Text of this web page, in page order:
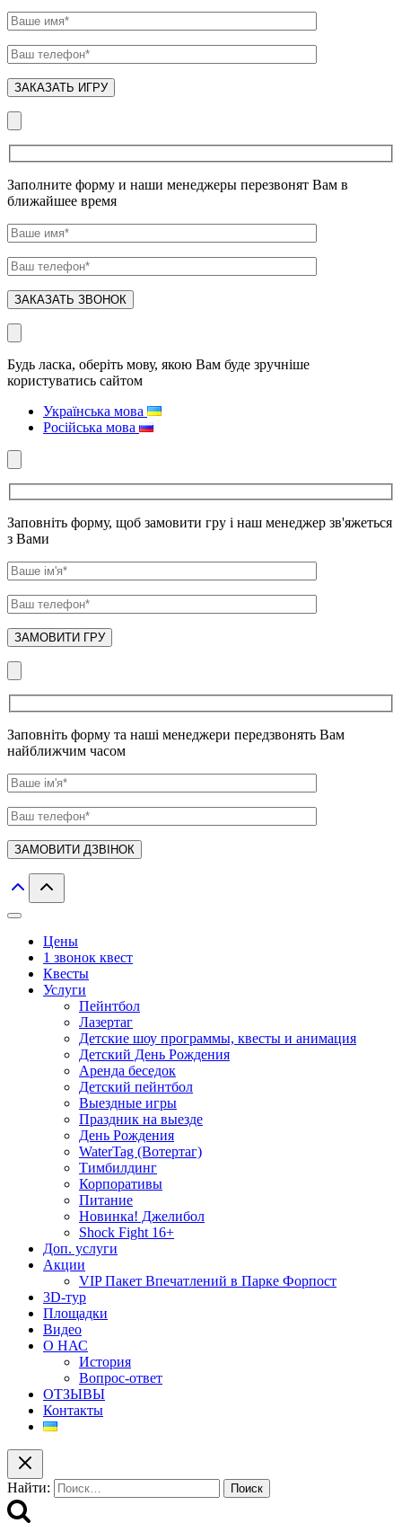
Заполните форму и наши менеджеры перезвонят Вам в
ближайшее время
Будь ласка, оберіть мову, якою Вам буде зручніше
користуватись сайтом
Українська мова
Російська мова
Заповніть форму, щоб замовити гру і наш менеджер зв'яжеться
з Вами
Заповніть форму та наші менеджери передзвонять Вам
найближчим часом
Цены
1 звонок квест
Квесты
Услуги
Пейнтбол
Лазертаг
Детские шоу программы, квесты и анимация
Детский День Рождения
Аренда беседок
Детский пейнтбол
Выездные игры
Праздник на выезде
День Рождения
WaterTag (Вотертаг)
Тимбилдинг
Корпоративы
Питание
Новинка! Джелибол
Shock Fight 16+
Доп. услуги
Акции
VIP Пакет Впечатлений в Парке Форпост
3D-тур
Площадки
Видео
О НАС
История
Вопрос-ответ
ОТЗЫВЫ
Контакты
Найти: